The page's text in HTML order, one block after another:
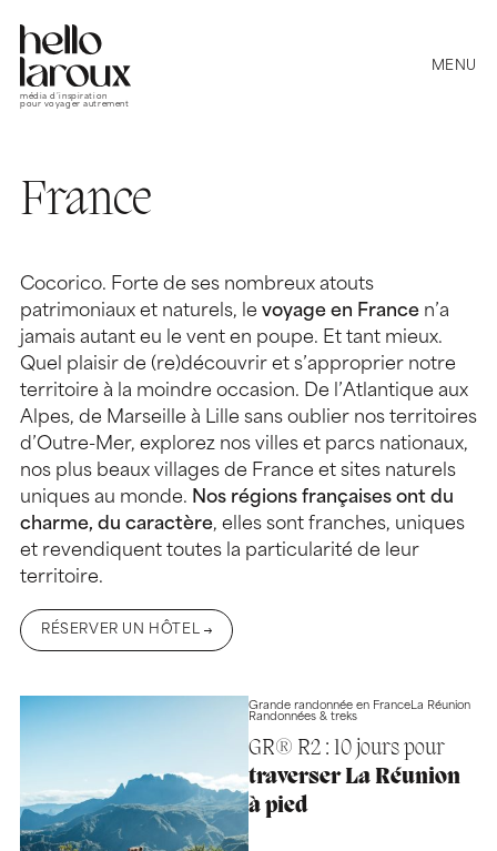
média d’inspiration
pour voyager autrement
MENU
France
Cocorico. Forte de ses nombreux atouts
patrimoniaux et naturels, le voyage en France n’a
jamais autant eu le vent en poupe. Et tant mieux.
Quel plaisir de (re)découvrir et s’approprier notre
territoire à la moindre occasion. De l’Atlantique aux
Alpes, de Marseille à Lille sans oublier nos territoires
d’Outre-Mer, explorez nos villes et parcs nationaux,
nos plus beaux villages de France et sites naturels
uniques au monde. Nos régions françaises ont du
charme, du caractère, elles sont franches, uniques
et revendiquent toutes la particularité de leur
territoire.
RÉSERVER UN HÔTEL
Grande randonnée en FranceLa Réunion
Randonnées & treks
GR® R2 : 10 jours pour
traverser La Réunion
à pied